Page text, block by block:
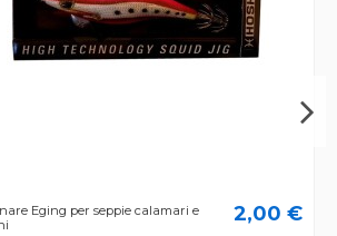
Eging per seppie calamari e
2,00 €